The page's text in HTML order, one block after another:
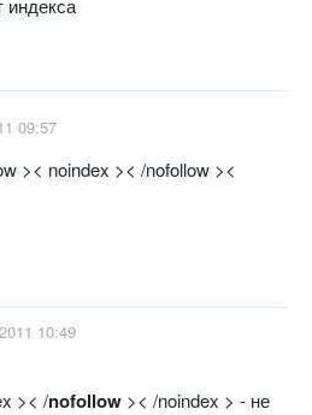
09:57
>< noindex >< /nofollow ><
10:49
>< /nofollow >< /noindex > - не